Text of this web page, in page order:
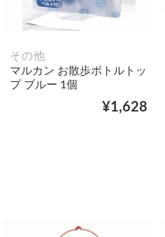
その他
マルカン お散歩ボトルトッ
プ ブルー 1個
¥1,628